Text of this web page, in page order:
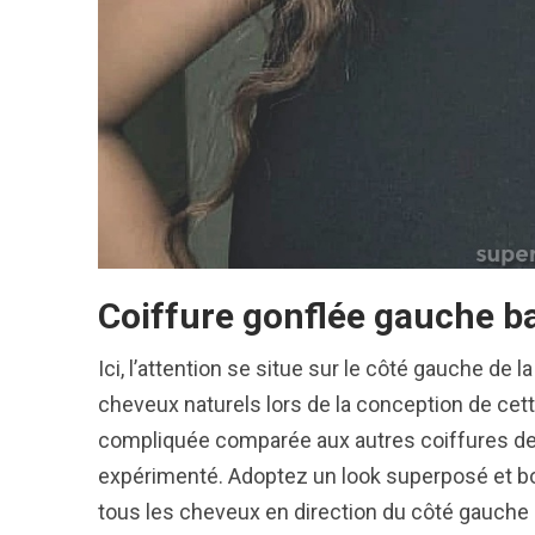
Coiffure gonflée gauche
Ici, l’attention se situe sur le côté gauche de
cheveux naturels lors de la conception de
compliquée comparée aux autres coiffures
expérimenté. Adoptez un look superposé et
tous les cheveux en direction du côté